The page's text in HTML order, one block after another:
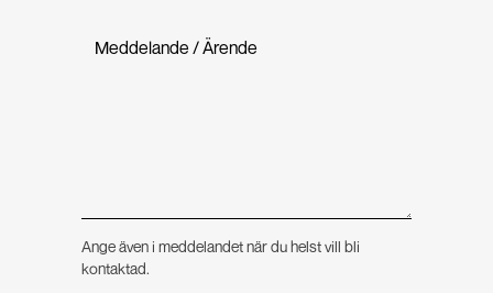
Ange även i meddelandet när du helst vill bli
kontaktad.